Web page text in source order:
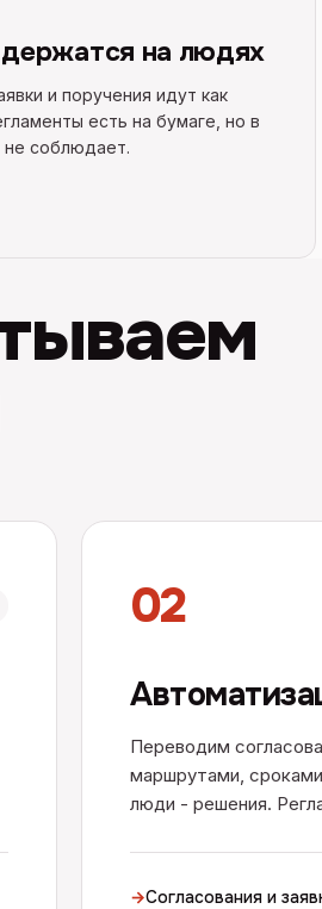
на людях
и поручения идут как
есть на бумаге, но в
не соблюдает.
02
Переводим
маршрутами,
люди - решения.
→Согласования и